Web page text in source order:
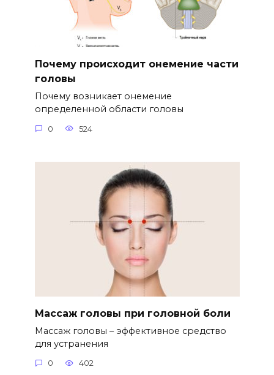
Почему происходит онемение части
головы
Почему возникает онемение
определенной области головы
0 524
Массаж головы при головной боли
Массаж головы – эффективное средство
для устранения
0 402